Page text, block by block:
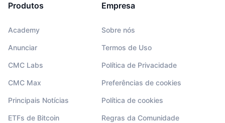
Produtos
Academy
Anunciar
CMC Labs
CMC Max
Principais Notícias
ETFs de Bitcoin
Empresa
Sobre nós
Termos de Uso
Política de Privacidade
Preferências de cookies
Política de cookies
Regras da Comunidade